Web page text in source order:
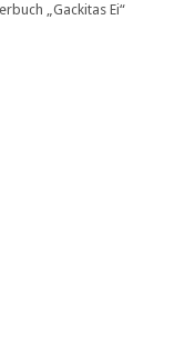
„Gackitas Ei“